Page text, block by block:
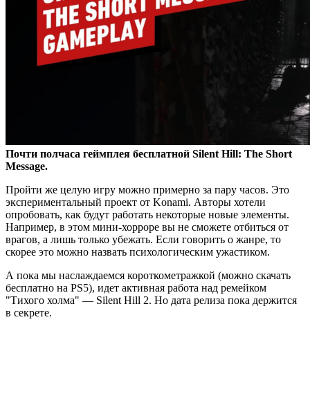
Почти полчаса геймплея бесплатной Silent Hill: The Short
Message.
Пройти же целую игру можно примерно за пару часов. Это
экспериментальный проект от Konami. Авторы хотели
опробовать, как будут работать некоторые новые элементы.
Например, в этом мини-хорроре вы не сможете отбиться от
врагов, а лишь только убежать. Если говорить о жанре, то
скорее это можно назвать психологическим ужастиком.
А пока мы наслаждаемся короткометражкой (можно скачать
бесплатно на PS5), идет активная работа над ремейком
"Тихого холма" — Silent Hill 2. Но дата релиза пока держится
в секрете.